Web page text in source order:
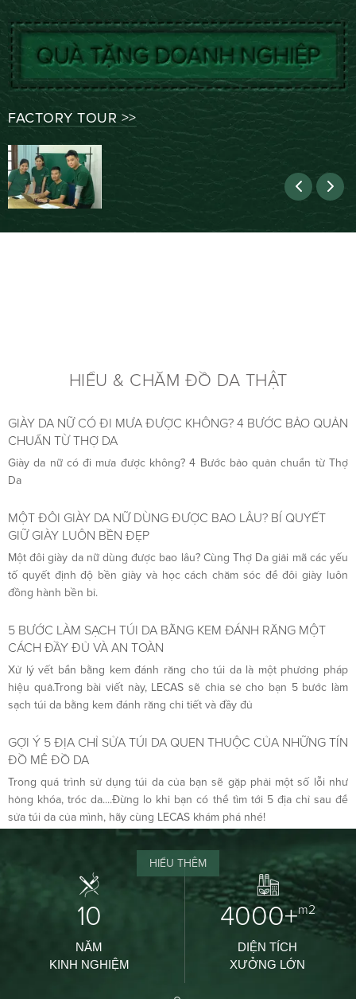
FACTORY TOUR >>
LECAS - ĐỒ DA HẠNH PHÚC
HIỂU & CHĂM ĐỒ DA THẬT
GIÀY DA NỮ CÓ ĐI MƯA ĐƯỢC KHÔNG? 4 BƯỚC BẢO QUẢN
CHUẨN TỪ THỢ DA
Giày da nữ có đi mưa được không? 4 Bước bảo quản chuẩn từ Thợ
Da
MỘT ĐÔI GIÀY DA NỮ DÙNG ĐƯỢC BAO LÂU? BÍ QUYẾT
GIỮ GIÀY LUÔN BỀN ĐẸP
Một đôi giày da nữ dùng được bao lâu? Cùng Thợ Da giải mã các yếu
tố quyết định độ bền giày và học cách chăm sóc để đôi giày luôn
đồng hành bền bỉ.
5 BƯỚC LÀM SẠCH TÚI DA BẰNG KEM ĐÁNH RĂNG MỘT
CÁCH ĐẦY ĐỦ VÀ AN TOÀN
Xử lý vết bẩn bằng kem đánh răng cho túi da là một phương pháp
hiệu quả.Trong bài viết này, LECAS sẽ chia sẻ cho bạn 5 bước làm
sạch túi da bằng kem đánh răng chi tiết và đầy đủ
GỢI Ý 5 ĐỊA CHỈ SỬA TÚI DA QUEN THUỘC CỦA NHỮNG TÍN
ĐỒ MÊ ĐỒ DA
Trong quá trình sử dụng túi da của bạn sẽ gặp phải một số lỗi như
hỏng khóa, tróc da....Đừng lo khi bạn có thể tìm tới 5 địa chỉ sau để
sửa túi da của mình, hãy cùng LECAS khám phá nhé!
HIỂU THÊM
10
NĂM
KINH NGHIỆM
4000+m2
DIỆN TÍCH
XƯỞNG LỚN